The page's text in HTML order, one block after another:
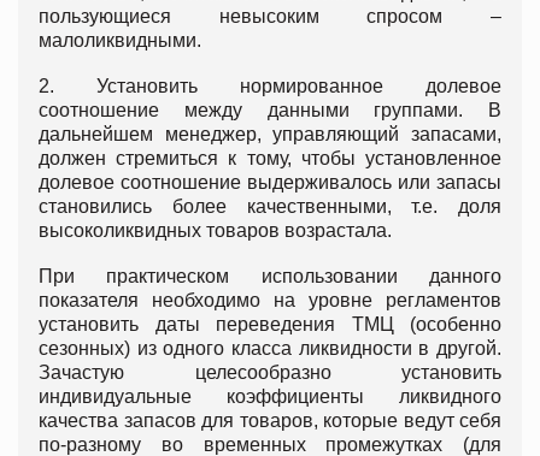
пользующиеся невысоким спросом –
малоликвидными.
2. Установить нормированное долевое
соотношение между данными группами. В
дальнейшем менеджер, управляющий запасами,
должен стремиться к тому, чтобы установленное
долевое соотношение выдерживалось или запасы
становились более качественными, т.е. доля
высоколиквидных товаров возрастала.
При практическом использовании данного
показателя необходимо на уровне регламентов
установить даты переведения ТМЦ (особенно
сезонных) из одного класса ликвидности в другой.
Зачастую целесообразно установить
индивидуальные коэффициенты ликвидного
качества запасов для товаров, которые ведут себя
по-разному во временных промежутках (для